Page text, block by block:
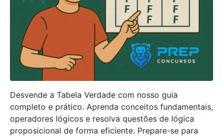
Desvende a Tabela Verdade com nosso guia
completo e prático. Aprenda conceitos fundamentais,
operadores lógicos e resolva questões de lógica
proposicional de forma eficiente. Prepare-se para